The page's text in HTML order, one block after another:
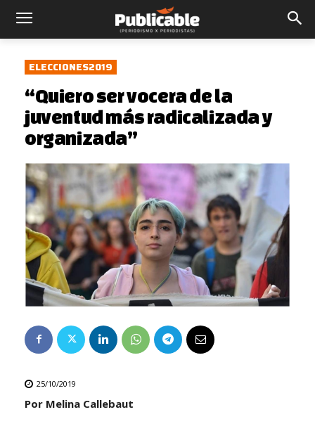
ELECCIONES2019
“Quiero ser vocera de la
juventud más radicalizada y
organizada”
25/10/2019
Por Melina Callebaut